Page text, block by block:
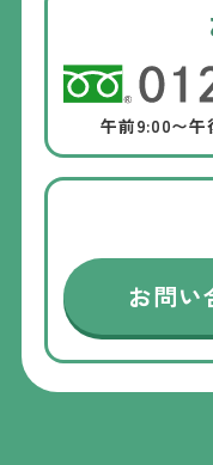
午前9:00〜午
お問い